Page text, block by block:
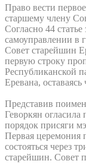
Право вести
старшему члену
Согласно 44
самоуправлении в
Совет старейшин
первую строку
Республиканской
Еревана,
Представив
Геворкян
порядок присяги
Первая церемония
состояться через
старейшин. Совет